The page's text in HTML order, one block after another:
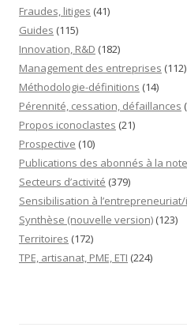
Fraudes, litiges (41)
Guides (115)
Innovation, R&D (182)
Management des entreprises (112)
Méthodologie-définitions (14)
Pérennité, cessation, défaillances
Propos iconoclastes (21)
Prospective (10)
Publications des abonnés à la
Secteurs d’activité (379)
Sensibilisation à
Synthèse (nouvelle version) (123)
Territoires (172)
TPE, artisanat, PME, ETI (224)